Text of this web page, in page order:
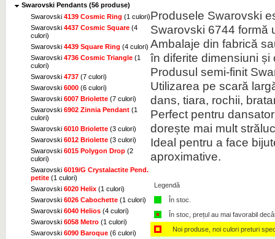
Swarovski Pendants (56 produse)
Swarovski 4139 Cosmic Ring (1 culori)
Swarovski 4437 Cosmic Square (4
culori)
Swarovski 4439 Square Ring (4 culori)
Swarovski 4736 Cosmic Triangle (1
culori)
Swarovski 4737 (7 culori)
Swarovski 6000 (6 culori)
Swarovski 6007 Briolette (7 culori)
Swarovski 6902 Zinnia Pendant (1
culori)
Swarovski 6010 Briolette (3 culori)
Swarovski 6012 Briolette (3 culori)
Swarovski 6015 Polygon Drop (2
culori)
Swarovski 6019/G Crystalactite Pend.
petite (1 culori)
Swarovski 6020 Helix (1 culori)
Swarovski 6026 Cabochette (1 culori)
Swarovski 6040 Helios (4 culori)
Swarovski 6058 Metro (1 culori)
Swarovski 6090 Baroque (6 culori)
Produsele Swarovski
Swarovski 6744 formă
Ambalaje din fabrică
în diferite dimensiuni și
Produsul semi-finit
Utilizarea pe scară
dans, tiara, rochii,
Perfect pentru
dorește mai mult
Ideal pentru a face
aproximative.
Legendă
În stoc.
În stoc, prețul au mai favorabil
Noi produse, noi culori preturi